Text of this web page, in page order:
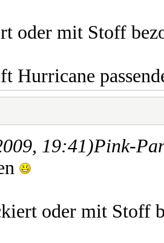
oder mit Stoff
Hurricane
19:41)Pink-
oder mit Stoff